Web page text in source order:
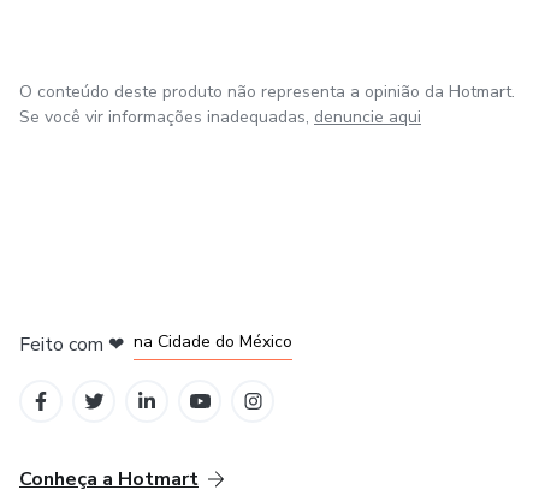
O conteúdo deste produto não representa a opinião da Hotmart.
Se você vir informações inadequadas, denuncie aqui
Feito com ❤ na Cidade do México
Conheça a Hotmart